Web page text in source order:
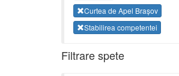
Curtea de Apel Brașov
Stabilirea competentei
Filtrare spete